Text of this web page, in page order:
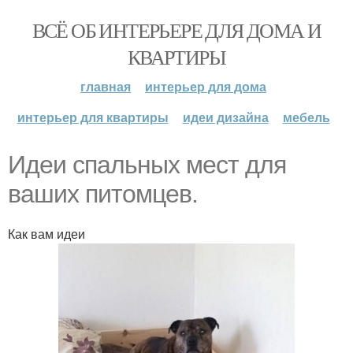
ВСЁ ОБ ИНТЕРЬЕРЕ ДЛЯ ДОМА И
КВАРТИРЫ
главная
интерьер для дома
интерьер для квартиры
идеи дизайна мебель
Идеи спальных мест для
ваших питомцев.
Как вам идеи